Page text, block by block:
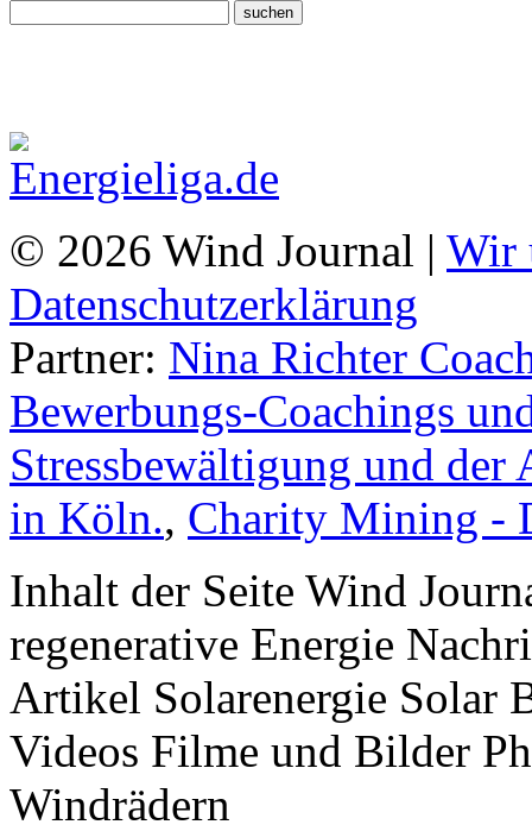
© 2026 Wind Journal | Wir
Datenschutzerklärung
Partner: Nina Richter
Bewerbungs-Coachings
Stressbewältigung und
in Köln., Charity Mining -
Inhalt der Seite Wind
regenerative Energie
Artikel Solarenergie Solar
Videos Filme und Bilder
Windrädern